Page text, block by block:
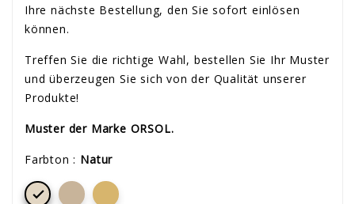
Ihre nächste Bestellung, den Sie sofort einlösen
können.
Treffen Sie die richtige Wahl, bestellen Sie Ihr Muster
und überzeugen Sie sich von der Qualität unserer
Produkte!
Muster der Marke ORSOL.
Farbton : Natur
